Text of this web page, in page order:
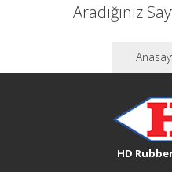
Aradığınız
HD